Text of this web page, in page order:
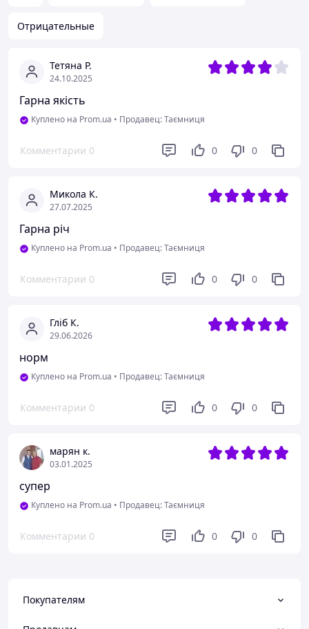
Отрицательные
Тетяна Р.
24.10.2025
Гарна якість
Куплено на Prom.ua • Продавец: Таємниця
Комментарии 0 0 0
Микола К.
27.07.2025
Гарна річ
Куплено на Prom.ua • Продавец: Таємниця
Комментарии 0 0 0
Гліб К.
29.06.2026
норм
Куплено на Prom.ua • Продавец: Таємниця
Комментарии 0 0 0
марян к.
03.01.2025
супер
Куплено на Prom.ua • Продавец: Таємниця
Комментарии 0 0 0
Покупателям